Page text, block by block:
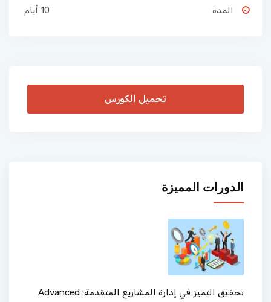
المدة 10 أيام
تحميل الكورس
الدورات المميزة
تحقيق التميز في إدارة المشاريع المتقدمة: Advanced